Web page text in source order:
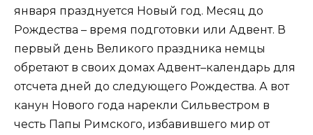
января празднуется Новый год. Месяц до
Рождества – время подготовки или Адвент. В
первый день Великого праздника немцы
обретают в своих домах Адвент–календарь для
отсчета дней до следующего Рождества. А вот
канун Нового года нарекли Сильвестром в
честь Папы Римского, избавившего мир от